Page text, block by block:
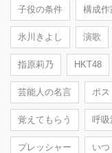
子役の条件 構成作
氷川きよし 演歌
指原莉乃 HKT48
芸能人の名言 ポス
覚えてもらう 呼吸
プレッシャー い